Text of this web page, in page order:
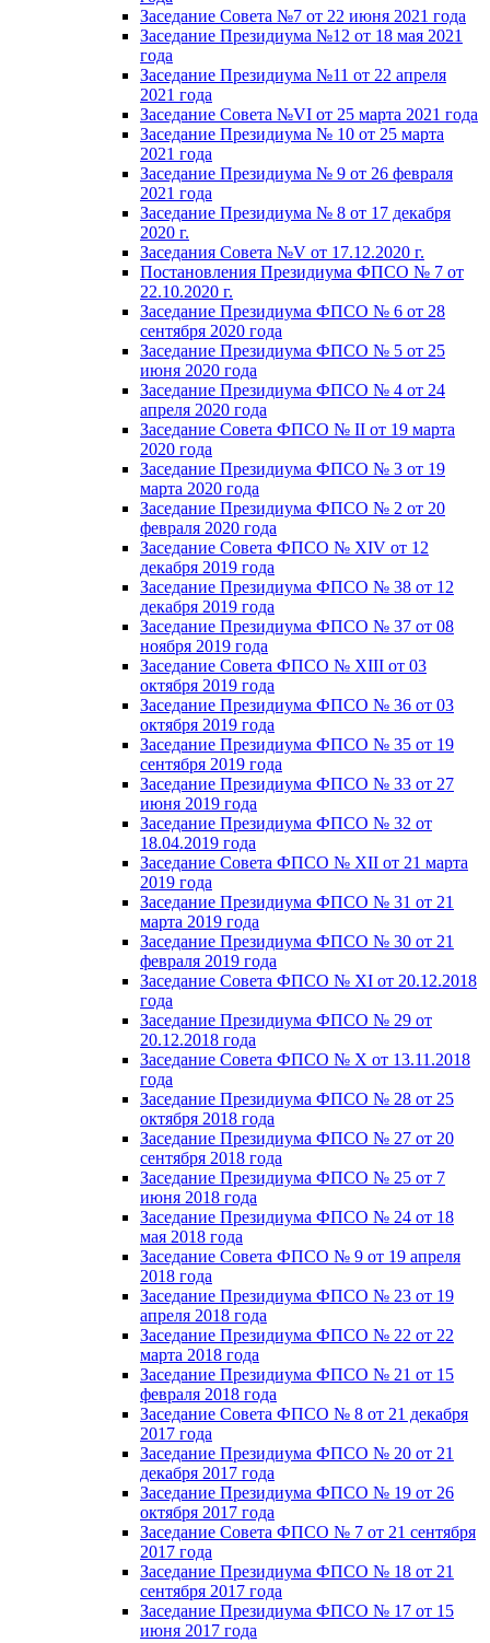
Заседание Совета №7 от 22 июня 2021 года
Заседание Президиума №12 от 18 мая 2021
года
Заседание Президиума №11 от 22 апреля
2021 года
Заседание Совета №VI от 25 марта 2021 года
Заседание Президиума № 10 от 25 марта
2021 года
Заседание Президиума № 9 от 26 февраля
2021 года
Заседание Президиума № 8 от 17 декабря
2020 г.
Заседания Совета №V от 17.12.2020 г.
Постановления Президиума ФПСО № 7 от
22.10.2020 г.
Заседание Президиума ФПСО № 6 от 28
сентября 2020 года
Заседание Президиума ФПСО № 5 от 25
июня 2020 года
Заседание Президиума ФПСО № 4 от 24
апреля 2020 года
Заседание Совета ФПСО № II от 19 марта
2020 года
Заседание Президиума ФПСО № 3 от 19
марта 2020 года
Заседание Президиума ФПСО № 2 от 20
февраля 2020 года
Заседание Совета ФПСО № XIV от 12
декабря 2019 года
Заседание Президиума ФПСО № 38 от 12
декабря 2019 года
Заседание Президиума ФПСО № 37 от 08
ноября 2019 года
Заседание Совета ФПСО № XIII от 03
октября 2019 года
Заседание Президиума ФПСО № 36 от 03
октября 2019 года
Заседание Президиума ФПСО № 35 от 19
сентября 2019 года
Заседание Президиума ФПСО № 33 от 27
июня 2019 года
Заседание Президиума ФПСО № 32 от
18.04.2019 года
Заседание Совета ФПСО № XII от 21 марта
2019 года
Заседание Президиума ФПСО № 31 от 21
марта 2019 года
Заседание Президиума ФПСО № 30 от 21
февраля 2019 года
Заседание Совета ФПСО № XI от 20.12.2018
года
Заседание Президиума ФПСО № 29 от
20.12.2018 года
Заседание Совета ФПСО № X от 13.11.2018
года
Заседание Президиума ФПСО № 28 от 25
октября 2018 года
Заседание Президиума ФПСО № 27 от 20
сентября 2018 года
Заседание Президиума ФПСО № 25 от 7
июня 2018 года
Заседание Президиума ФПСО № 24 от 18
мая 2018 года
Заседание Совета ФПСО № 9 от 19 апреля
2018 года
Заседание Президиума ФПСО № 23 от 19
апреля 2018 года
Заседание Президиума ФПСО № 22 от 22
марта 2018 года
Заседание Президиума ФПСО № 21 от 15
февраля 2018 года
Заседание Совета ФПСО № 8 от 21 декабря
2017 года
Заседание Президиума ФПСО № 20 от 21
декабря 2017 года
Заседание Президиума ФПСО № 19 от 26
октября 2017 года
Заседание Совета ФПСО № 7 от 21 сентября
2017 года
Заседание Президиума ФПСО № 18 от 21
сентября 2017 года
Заседание Президиума ФПСО № 17 от 15
июня 2017 года